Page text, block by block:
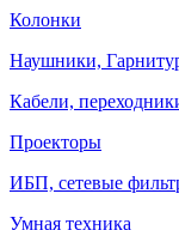
Колонки
Наушники,
Кабели,
Проекторы
ИБП, сетевые
Умная техника